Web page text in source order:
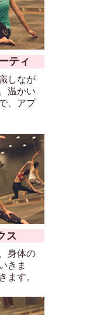
ティ
しなが
温かい
、アプ
ス
身体の
きま
ます。